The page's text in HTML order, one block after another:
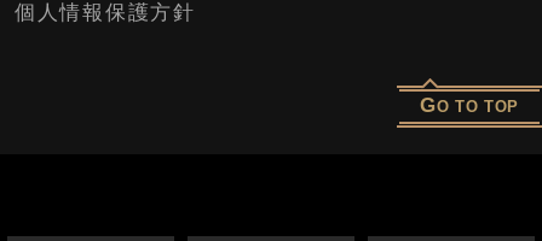
個人情報保護方針
GO TO TOP